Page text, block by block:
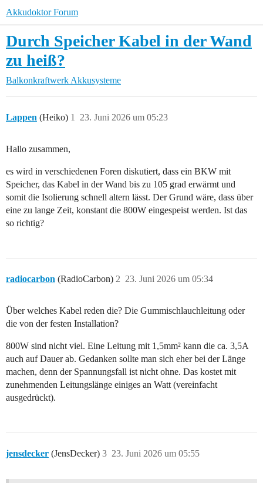
Akkudoktor Forum
Durch Speicher Kabel in der Wand
zu heiß?
Balkonkraftwerk Akkusysteme
Lappen (Heiko) 23. Juni 2026 um 05:23
1
Hallo zusammen,
es wird in verschiedenen Foren diskutiert, dass ein BKW mit
Speicher, das Kabel in der Wand bis zu 105 grad erwärmt und
somit die Isolierung schnell altern lässt. Der Grund wäre, dass über
eine zu lange Zeit, konstant die 800W eingespeist werden. Ist das
so richtig?
radiocarbon (RadioCarbon) 23. Juni 2026 um 05:34
2
Über welches Kabel reden die? Die Gummischlauchleitung oder
die von der festen Installation?
800W sind nicht viel. Eine Leitung mit 1,5mm² kann die ca. 3,5A
auch auf Dauer ab. Gedanken sollte man sich eher bei der Länge
machen, denn der Spannungsfall ist nicht ohne. Das kostet mit
zunehmenden Leitungslänge einiges an Watt (vereinfacht
ausgedrückt).
jensdecker (JensDecker) 23. Juni 2026 um 05:55
3